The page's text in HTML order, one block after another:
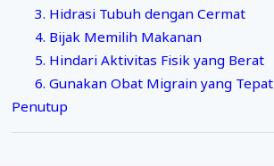
3. Hidrasi Tubuh dengan Cermat
4. Bijak Memilih Makanan
5. Hindari Aktivitas Fisik yang Berat
6. Gunakan Obat Migrain yang Tepat
Penutup